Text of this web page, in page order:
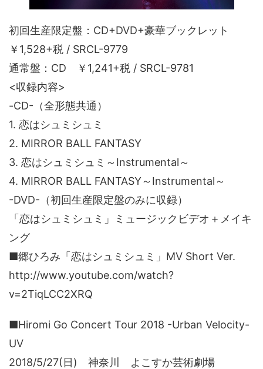
初回生産限定盤：CD+DVD+豪華ブックレット
￥1,528+税 / SRCL-9779
通常盤：CD ￥1,241+税 / SRCL-9781
<収録内容>
-CD-（全形態共通）
1. 恋はシュミシュミ
2. MIRROR BALL FANTASY
3. 恋はシュミシュミ～Instrumental～
4. MIRROR BALL FANTASY～Instrumental～
-DVD-（初回生産限定盤のみに収録）
「恋はシュミシュミ」ミュージックビデオ＋メイキ
ング
■郷ひろみ「恋はシュミシュミ」MV Short Ver.
http://www.youtube.com/watch?
v=2TiqLCC2XRQ
■Hiromi Go Concert Tour 2018 -Urban Velocity-
UV
2018/5/27(日) 神奈川 よこすか芸術劇場